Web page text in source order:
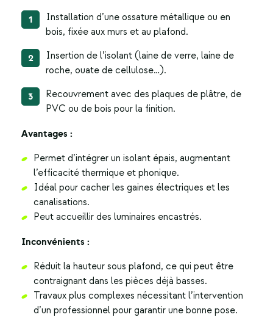
Installation d’une ossature métallique ou en
bois, fixée aux murs et au plafond.
Insertion de l’isolant (laine de verre, laine de
roche, ouate de cellulose…).
Recouvrement avec des plaques de plâtre, de
PVC ou de bois pour la finition.
Avantages :
Permet d’intégrer un isolant épais, augmentant
l’efficacité thermique et phonique.
Idéal pour cacher les gaines électriques et les
canalisations.
Peut accueillir des luminaires encastrés.
Inconvénients :
Réduit la hauteur sous plafond, ce qui peut être
contraignant dans les pièces déjà basses.
Travaux plus complexes nécessitant l’intervention
d’un professionnel pour garantir une bonne pose.